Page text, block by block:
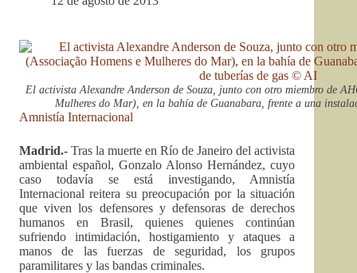
El activista Alexandre Anderson de Souza, junto con otro miembro de
Mulheres do Mar), en la bahía de Guanabara, frente a una
Amnistía Internacional
Madrid.-Tras la muerte en Río de Janeiro del activista
ambiental español, Gonzalo Alonso Hernández, cuyo
caso todavía se está investigando, Amnistía
Internacional reitera su preocupación por la situación
que viven los defensores y defensoras de derechos
humanos en Brasil, quienes quienes continúan
sufriendo intimidación, hostigamiento y ataques a
manos de las fuerzas de seguridad, los grupos
paramilitares y las bandas criminales.